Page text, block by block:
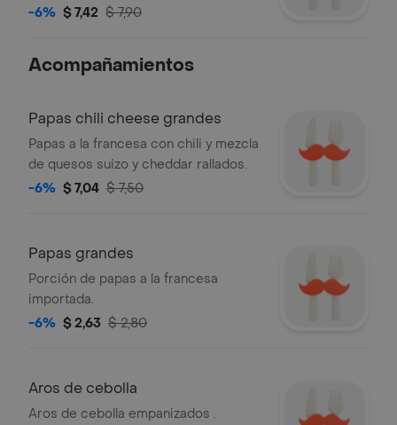
queso americano, tomate, cebolla
-6% $ 7,42 $ 7,90
Acompañamientos
Papas chili cheese grandes
Papas a la francesa con chili y mezcla
de quesos suizo y cheddar rallados.
-6% $ 7,04 $ 7,50
Papas grandes
Porción de papas a la francesa
importada.
-6% $ 2,63 $ 2,80
Aros de cebolla
Aros de cebolla empanizados .